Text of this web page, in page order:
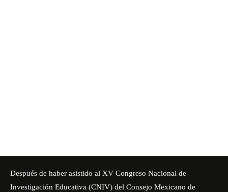
Después de haber asistido al XV Congreso Nacional de
Investigación Educativa (CNIV) del Consejo Mexicano de